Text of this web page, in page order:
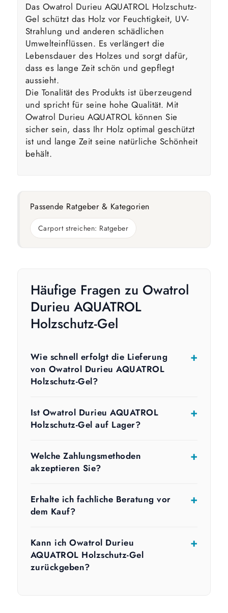
Das Owatrol Durieu AQUATROL Holzschutz-
Gel schützt das Holz vor Feuchtigkeit, UV-
Strahlung und anderen schädlichen
Umwelteinflüssen. Es verlängert die
Lebensdauer des Holzes und sorgt dafür,
dass es lange Zeit schön und gepflegt
aussieht.
Die Tonalität des Produkts ist überzeugend
und spricht für seine hohe Qualität. Mit
Owatrol Durieu AQUATROL können Sie
sicher sein, dass Ihr Holz optimal geschützt
ist und lange Zeit seine natürliche Schönheit
behält.
Passende Ratgeber & Kategorien
Carport streichen: Ratgeber
Häufige Fragen zu Owatrol
Durieu AQUATROL
Holzschutz-Gel
Wie schnell erfolgt die Lieferung
von Owatrol Durieu AQUATROL
Holzschutz-Gel?
Ist Owatrol Durieu AQUATROL
Holzschutz-Gel auf Lager?
Welche Zahlungsmethoden
akzeptieren Sie?
Erhalte ich fachliche Beratung vor
dem Kauf?
Kann ich Owatrol Durieu
AQUATROL Holzschutz-Gel
zurückgeben?